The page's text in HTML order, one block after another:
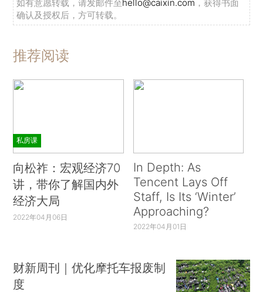
如有意愿转载，请发邮件至hello@caixin.com ，获得书面
确认及授权后，方可转载。
推荐阅读
私房课
向松祚：宏观经济70
讲，带你了解国内外
经济大局
2022年04月06日
In Depth: As
Tencent Lays Off
Staff, Is Its ‘Winter’
Approaching?
2022年04月01日
财新周刊｜优化摩托车报废制
度